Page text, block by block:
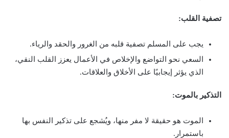
تصفية القلب:
يجب على المسلم تصفية قلبه من الغرور والحقد والرياء.
السعي نحو التواضع والإخلاص في الأعمال يعزز القلب النقي،
الذي يؤثر إيجابيًا على الأخلاق والعلاقات.
التذكير بالموت:
الموت هو حقيقة لا مفر منها، ويُشجع على تذكير النفس بها
باستمرار.